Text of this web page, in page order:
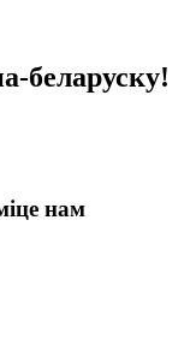
беларуску!
нам